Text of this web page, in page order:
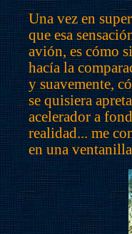
Una vez en
que esa
avión, es cómo
hacía la
y suavemente,
se quisiera
acelerador a
realidad... me
en una